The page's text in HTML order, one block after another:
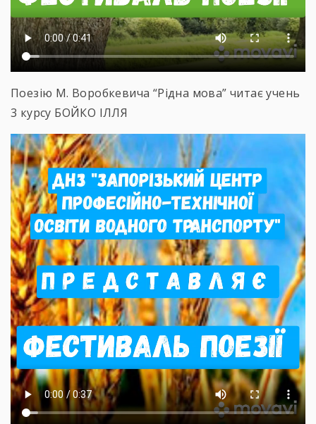
Поезію М. Воробкевича “Рідна мова” читає учень
3 курсу БОЙКО ІЛЛЯ